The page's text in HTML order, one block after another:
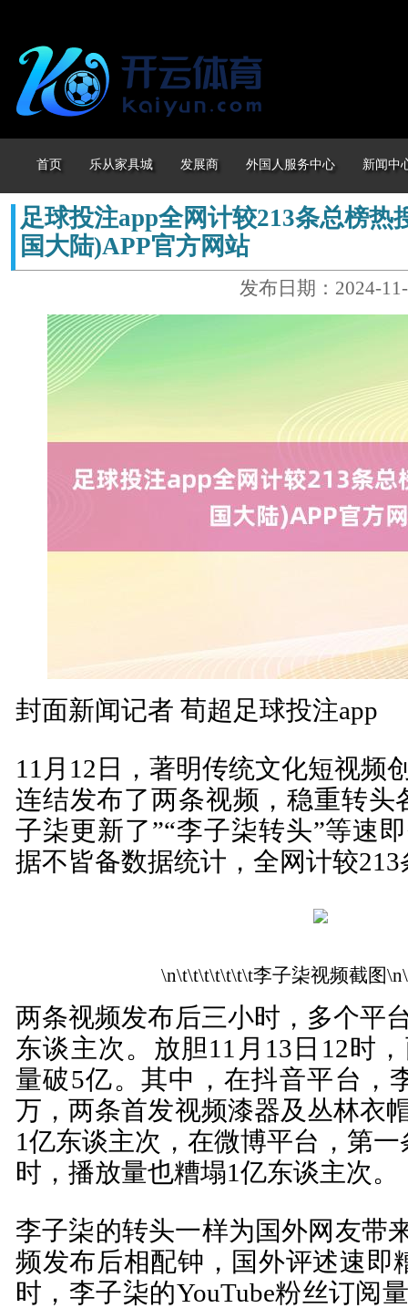
首页 乐从家具城 发展商 外国人服务中心 新闻中
足球投注app全网计较213条总榜热
国大陆)APP官方网站
发布日期：2024-
封面新闻记者 荀超足球投注app
11月12日，著明传统文化短视频
连结发布了两条视频，稳重转头
子柒更新了”“李子柒转头”等速
据不皆备数据统计，全网计较
\n\t\t\t\t\t\t\t李子柒视频截图
两条视频发布后三小时，多个平
东谈主次。放胆11月13日12时
量破5亿。其中，在抖音平台，
万，两条首发视频漆器及丛林衣
1亿东谈主次，在微博平台，第
时，播放量也糟塌1亿东谈主次。
李子柒的转头一样为国外网友带
频发布后相配钟，国外评述速即
时，李子柒的YouTube粉丝订阅